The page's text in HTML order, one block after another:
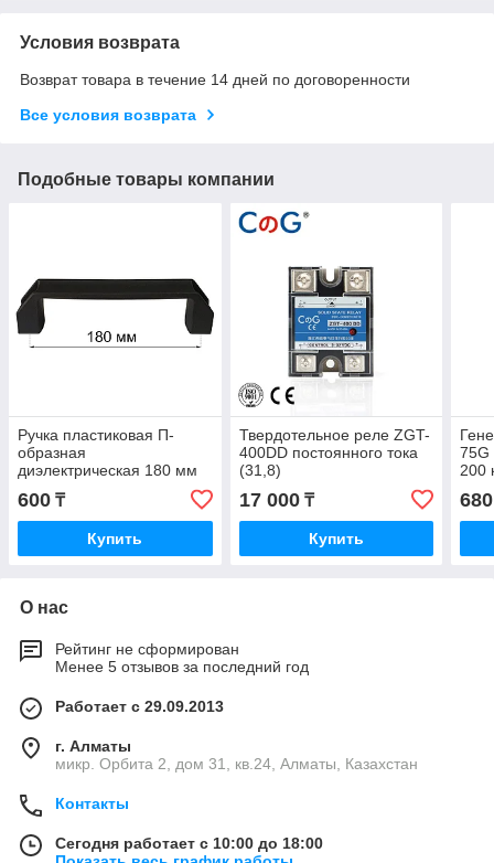
Условия возврата
Возврат товара в течение 14 дней по договоренности
Все условия возврата
Подобные товары компании
Ручка пластиковая П-
образная
диэлектрическая 180 мм
600 ₸
Купить
Твердотельное реле ZGT-
400DD постоянного тока
(31,8)
17 000₸
Купить
200
О нас
Рейтинг не сформирован
Менее 5 отзывов за последний год
Работает с 29.09.2013
г. Алматы
микр. Орбита 2, дом 31, кв.24, Алматы, Казахстан
Контакты
Сегодня работает с 10:00 до 18:00